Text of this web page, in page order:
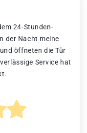
24-Stunden-
der Nacht meine
öffneten die Tür
Service hat